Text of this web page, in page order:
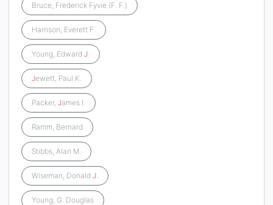
Bruce, Frederick Fyvie (F. F.)
Harrison, Everett F.
Young, Edward J.
Jewett, Paul K.
Packer, James I.
Ramm, Bernard
Stibbs, Alan M.
Wiseman, Donald J.
Young, G. Douglas